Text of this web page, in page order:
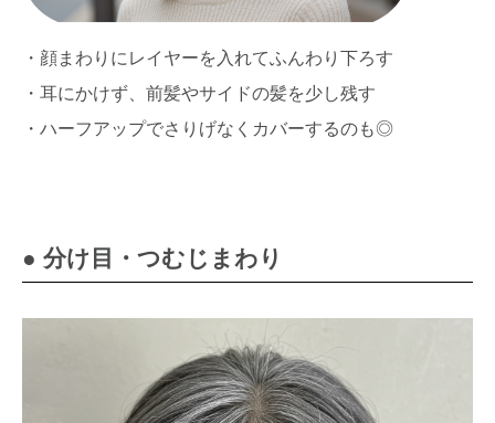
・顔まわりにレイヤーを入れてふんわり下ろす
・耳にかけず、前髪やサイドの髪を少し残す
・ハーフアップでさりげなくカバーするのも◎
● 分け目・つむじまわり